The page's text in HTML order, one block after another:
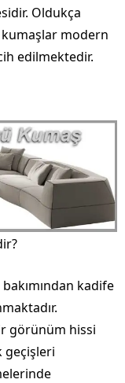
Oldukça
modern
edilmektedir.
bakımından kadife
görünüm hissi
geçişleri